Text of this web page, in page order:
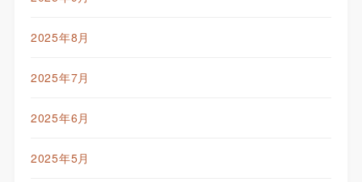
2025年8月
2025年7月
2025年6月
2025年5月